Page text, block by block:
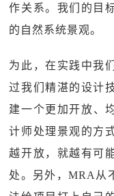
作关系。我们的目
的自然系统景观。
为此，在实践中我
过我们精湛的设计
建一个更加开放、
计师处理景观的方
越开放，就越有可
处。另外，MRA从